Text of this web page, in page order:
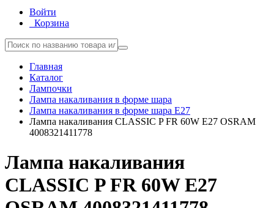
Войти
Корзина
Главная
Каталог
Лампочки
Лампа накаливания в форме шара
Лампа накаливания в форме шара E27
Лампа накаливания CLASSIC P FR 60W E27 OSRAM
4008321411778
Лампа накаливания
CLASSIC P FR 60W E27